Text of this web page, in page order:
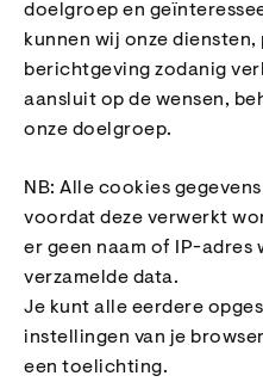
doelgroep en
kunnen wij onze
berichtgeving zodanig
aansluit op de wensen,
onze doelgroep.
NB: Alle cookies
voordat deze verwerkt
er geen naam of IP-adres
verzamelde data.
Je kunt alle eerdere
instellingen van je
een toelichting.